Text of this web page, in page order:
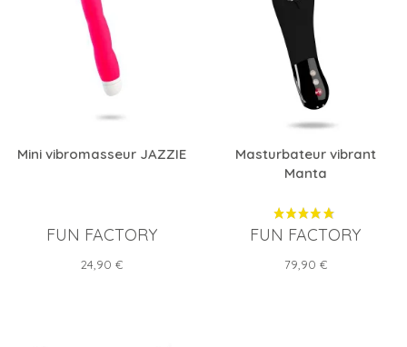
Mini vibromasseur JAZZIE
FUN FACTORY
Prix
24,90 €
Masturbateur vibrant
Manta
FUN FACTORY
Prix
79,90 €